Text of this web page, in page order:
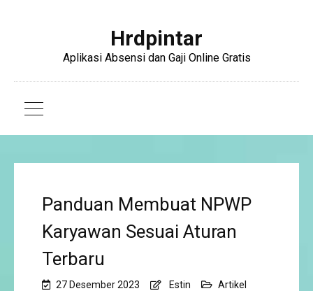
Hrdpintar
Aplikasi Absensi dan Gaji Online Gratis
Panduan Membuat NPWP
Karyawan Sesuai Aturan
Terbaru
27 Desember 2023 Estin Artikel